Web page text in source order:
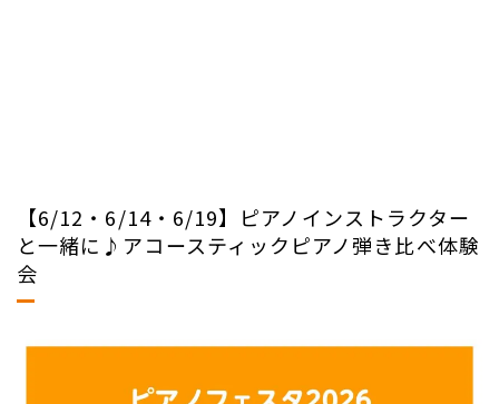
【6/12・6/14・6/19】ピアノインストラクター
と一緒に♪アコースティックピアノ弾き比べ体験
会